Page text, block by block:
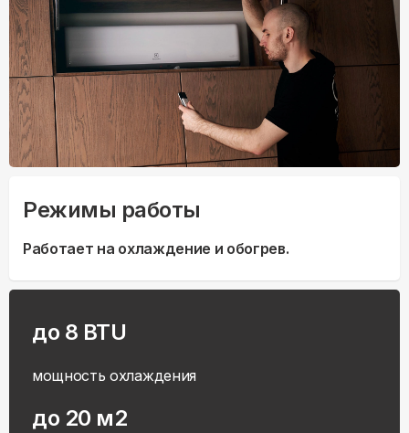
Режимы работы
Работает на охлаждение и обогрев.
до 8 BTU
мощность охлаждения
до 20 м2